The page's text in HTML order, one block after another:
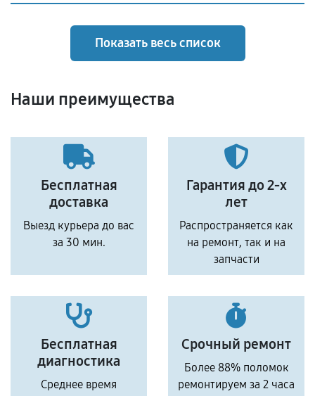
Показать весь список
Наши преимущества
Бесплатная
доставка
Выезд курьера до вас
за 30 мин.
Гарантия до 2-х
лет
Распространяется как
на ремонт, так и на
запчасти
Бесплатная
диагностика
Среднее время
Срочный ремонт
Более 88% поломок
ремонтируем за 2 часа